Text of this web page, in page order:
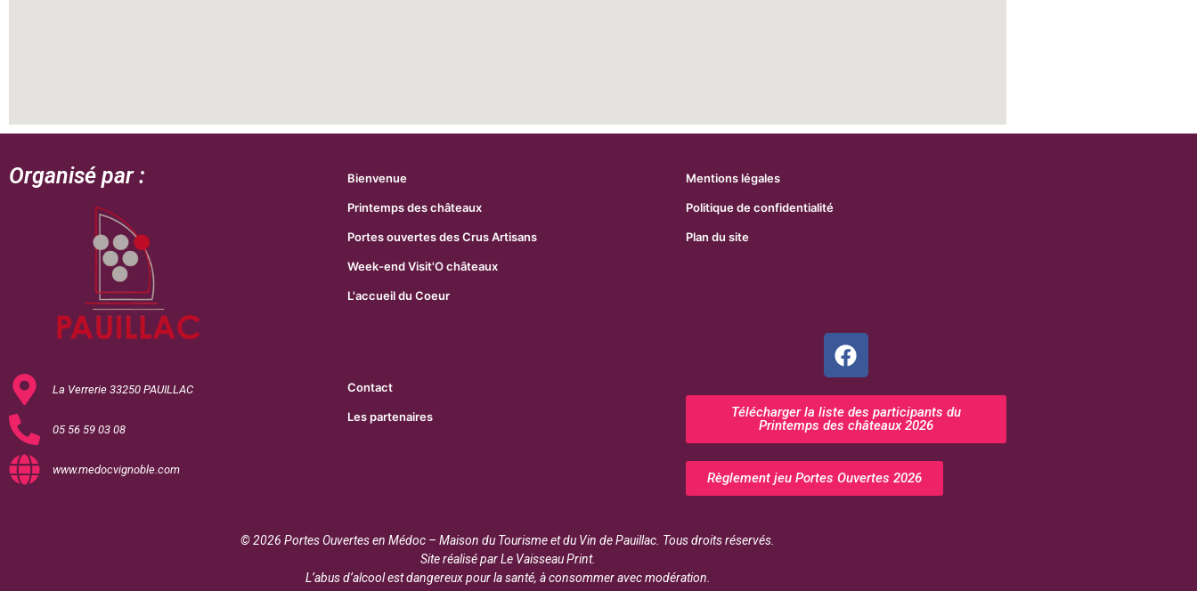
Organisé par :
La Verrerie 33250 PAUILLAC
05 56 59 03 08
www.medocvignoble.com
Bienvenue
Printemps des châteaux
Portes ouvertes des Crus Artisans
Week-end Visit'O châteaux
L'accueil du Coeur
Contact
Les partenaires
Mentions légales
Politique de confidentialité
Plan du site
Télécharger la liste des participants du
Printemps des châteaux 2026
Règlement jeu Portes Ouvertes 2026
© 2026 Portes Ouvertes en Médoc – Maison du Tourisme et du Vin de Pauillac. Tous droits réservés.
Site réalisé par Le Vaisseau Print.
L’abus d’alcool est dangereux pour la santé, à consommer avec modération.